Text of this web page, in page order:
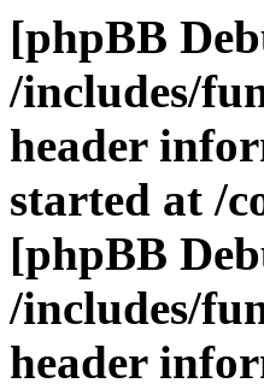
[phpBB
/includes/
header
started at /
[phpBB
/includes/
header